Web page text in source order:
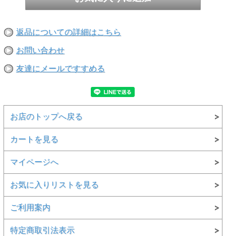
返品についての詳細はこちら
お問い合わせ
友達にメールですすめる
お店のトップへ戻る
カートを見る
マイページへ
お気に入りリストを見る
ご利用案内
特定商取引法表示